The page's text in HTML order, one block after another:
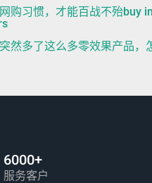
购习惯，才能百战不殆buy
然多了这么多零效果产品，
6000+
服务客户